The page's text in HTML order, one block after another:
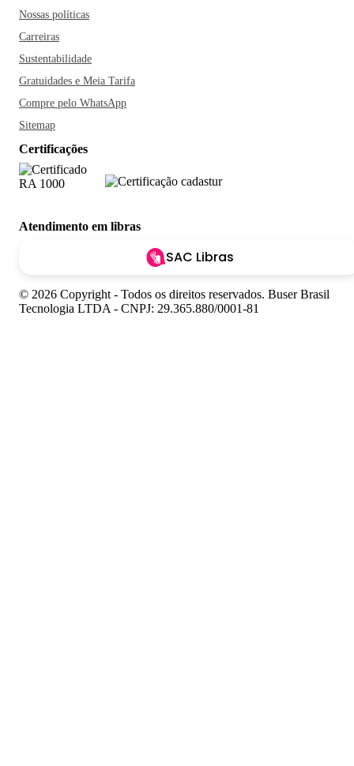
Nossas políticas
Carreiras
Sustentabilidade
Gratuidades e Meia Tarifa
Compre pelo WhatsApp
Sitemap
Certificações
Atendimento em libras
SAC Libras
© 2026 Copyright - Todos os direitos reservados. Buser Brasil
Tecnologia LTDA - CNPJ: 29.365.880/0001-81